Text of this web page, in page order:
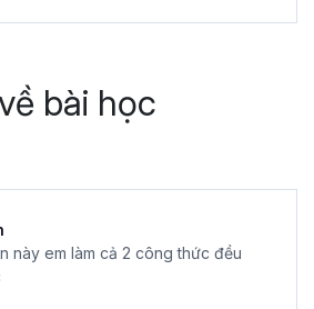
bài học
này em làm cả 2 công thức đều